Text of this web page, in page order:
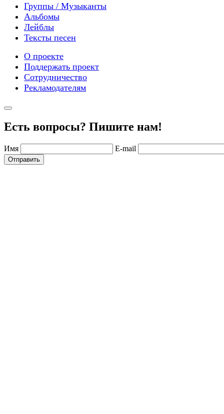
Группы / Музыканты
Альбомы
Лейблы
Тексты песен
О проекте
Поддержать проект
Сотрудничество
Рекламодателям
Есть вопросы? Пишите нам!
Имя E-mail